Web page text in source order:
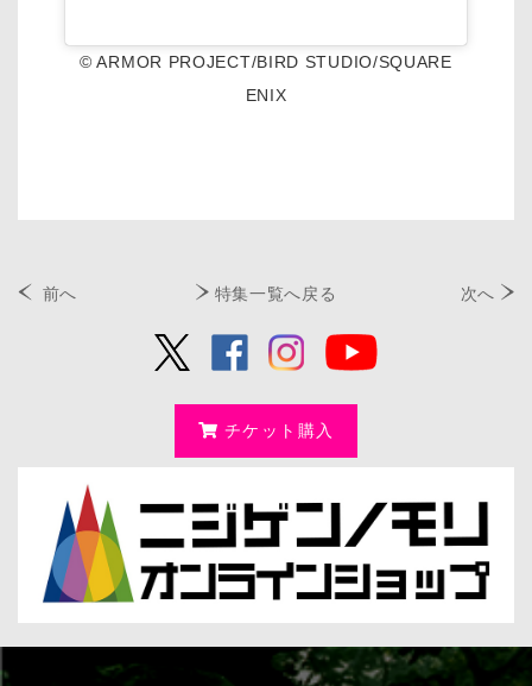
© ARMOR PROJECT/BIRD STUDIO/SQUARE
ENIX
前へ 特集一覧へ戻る 次へ
チケット購入